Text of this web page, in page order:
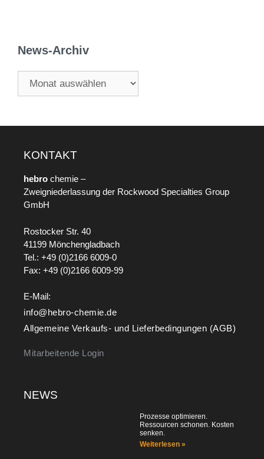
News-Archiv
KONTAKT
hebro chemie –
Zweigniederlassung der Rockwood Specialties Group
GmbH
Rostocker Str. 40
41199 Mönchengladbach
Tel.: +49 (0)2166 6009-0
Fax: +49 (0)2166 6009-99
E-Mail:
info@hebro-chemie.de
Allgemeine Verkaufs- und Lieferbedingungen (AGB)
Mitarbeitende Login
NEWS
Prozesse optimieren.
Ressourcen schonen. Kosten
senken.
Weiterlesen »